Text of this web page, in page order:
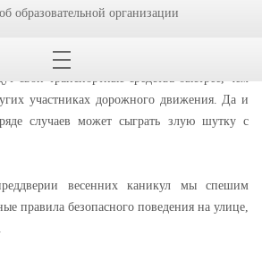
Водители, соскучившись по сухому
того, водители, как правило, в сухую
свои транспортные средства быстрее, чем
участниках дорожного движения. Да и
случаев может сыграть злую шутку с
весенних каникул мы спешим
правила безопасного поведения на улице,
образовательной организации